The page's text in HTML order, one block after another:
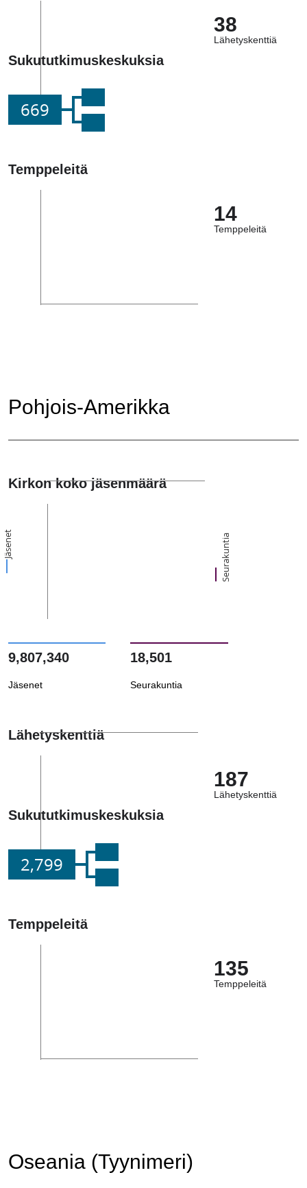
38
Lähetyskenttiä
Sukututkimuskeskuksia
669
Temppeleitä
14
Temppeleitä
Pohjois-Amerikka
Kirkon koko jäsenmäärä
Jäsenet Seurakuntia
9,807,340
Jäsenet
18,501
Seurakuntia
Lähetyskenttiä
187
Lähetyskenttiä
Sukututkimuskeskuksia
2,799
Temppeleitä
135
Temppeleitä
Oseania (Tyynimeri)